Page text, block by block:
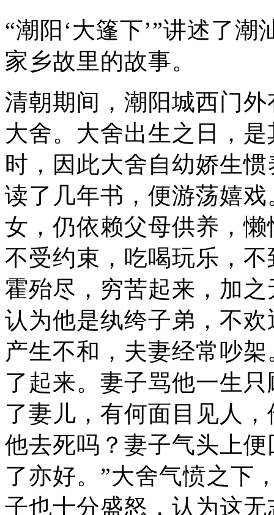
“潮阳‘大篷下’”讲述了
家乡故里的故事。
清朝期间，潮阳城西门
大舍。大舍出生之日，
时，因此大舍自幼娇生
读了几年书，便游荡嬉
女，仍依赖父母供养，
不受约束，吃喝玩乐，
霍殆尽，穷苦起来，加
认为他是纨绔子弟，不
产生不和，夫妻经常吵
了起来。妻子骂他一生
了妻儿，有何面目见人
他去死吗？妻子气头上
了亦好。”大舍气愤之下
子也十分盛怒，认为这